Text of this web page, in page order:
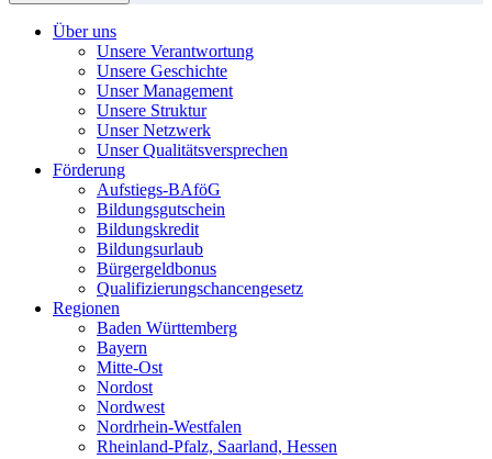
Über uns
Unsere Verantwortung
Unsere Geschichte
Unser Management
Unsere Struktur
Unser Netzwerk
Unser Qualitätsversprechen
Förderung
Aufstiegs-BAföG
Bildungsgutschein
Bildungskredit
Bildungsurlaub
Bürgergeldbonus
Qualifizierungschancengesetz
Regionen
Baden Württemberg
Bayern
Mitte-Ost
Nordost
Nordwest
Nordrhein-Westfalen
Rheinland-Pfalz, Saarland, Hessen